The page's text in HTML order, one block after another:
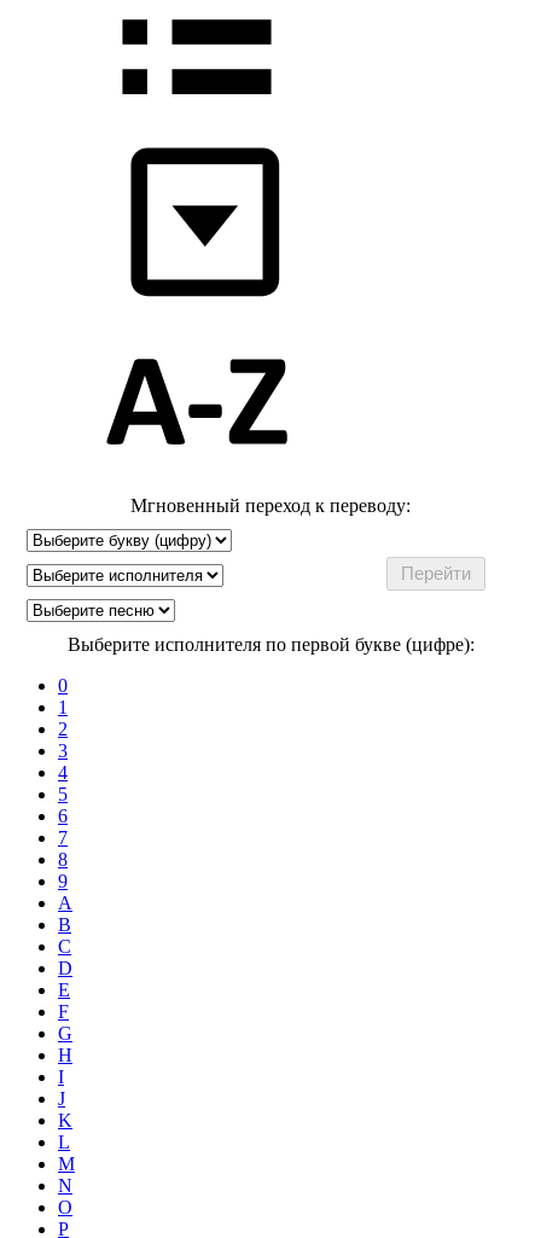
Мгновенный переход к переводу:
Выберите исполнителя по первой букве (цифре):
0
1
2
3
4
5
6
7
8
9
A
B
C
D
E
F
G
H
I
J
K
L
M
N
O
P